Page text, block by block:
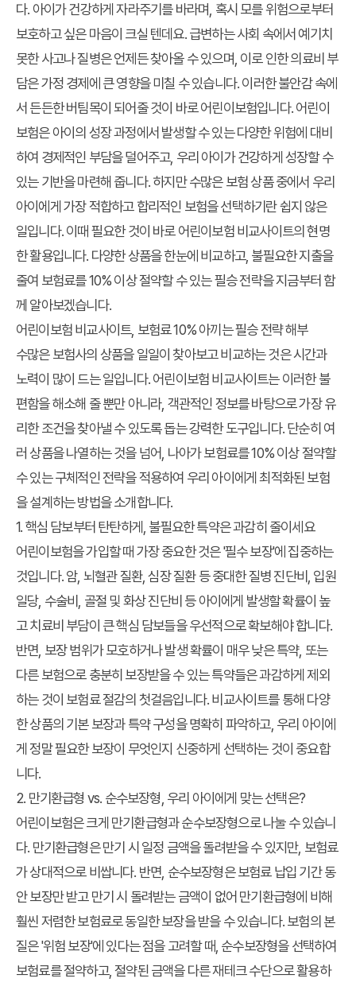
다. 아이가 건강하게 자라주기를 바라며, 혹시 모를 위험으로부터
보호하고 싶은 마음이 크실 텐데요. 급변하는 사회 속에서 예기치
못한 사고나 질병은 언제든 찾아올 수 있으며, 이로 인한 의료비 부
담은 가정 경제에 큰 영향을 미칠 수 있습니다. 이러한 불안감 속에
서 든든한 버팀목이 되어줄 것이 바로 어린이보험입니다. 어린이
보험은 아이의 성장 과정에서 발생할 수 있는 다양한 위험에 대비
하여 경제적인 부담을 덜어주고, 우리 아이가 건강하게 성장할 수
있는 기반을 마련해 줍니다. 하지만 수많은 보험 상품 중에서 우리
아이에게 가장 적합하고 합리적인 보험을 선택하기란 쉽지 않은
일입니다. 이때 필요한 것이 바로어린이보험 비교사이트의 현명
한 활용입니다. 다양한 상품을 한눈에 비교하고, 불필요한 지출을
줄여 보험료를 10% 이상 절약할 수 있는 필승 전략을 지금부터 함
께 알아보겠습니다.
어린이보험 비교사이트, 보험료 10% 아끼는 필승 전략 해부
수많은 보험사의 상품을 일일이 찾아보고 비교하는 것은 시간과
노력이 많이 드는 일입니다. 어린이보험 비교사이트는 이러한 불
편함을 해소해 줄 뿐만 아니라, 객관적인 정보를 바탕으로 가장 유
리한 조건을 찾아낼 수 있도록 돕는 강력한 도구입니다. 단순히 여
러 상품을 나열하는 것을 넘어, 나아가 보험료를 10% 이상 절약할
수 있는 구체적인 전략을 적용하여 우리 아이에게 최적화된 보험
을 설계하는 방법을 소개합니다.
1. 핵심 담보부터 탄탄하게, 불필요한 특약은 과감히 줄이세요
어린이보험을 가입할 때 가장 중요한 것은 '필수 보장'에 집중하는
것입니다. 암, 뇌혈관 질환, 심장 질환 등 중대한 질병 진단비, 입원
일당, 수술비, 골절 및 화상 진단비 등 아이에게 발생할 확률이 높
고 치료비 부담이 큰 핵심 담보들을 우선적으로 확보해야 합니다.
반면, 보장 범위가 모호하거나 발생 확률이 매우 낮은 특약, 또는
다른 보험으로 충분히 보장받을 수 있는 특약들은 과감하게 제외
하는 것이 보험료 절감의 첫걸음입니다. 비교사이트를 통해 다양
한 상품의 기본 보장과 특약 구성을 명확히 파악하고, 우리 아이에
게 정말 필요한 보장이 무엇인지 신중하게 선택하는 것이 중요합
니다.
2. 만기환급형 vs. 순수보장형, 우리 아이에게 맞는 선택은?
어린이보험은 크게 만기환급형과 순수보장형으로 나눌 수 있습니
다. 만기환급형은 만기 시 일정 금액을 돌려받을 수 있지만, 보험료
가 상대적으로 비쌉니다. 반면, 순수보장형은 보험료 납입 기간 동
안 보장만 받고 만기 시 돌려받는 금액이 없어 만기환급형에 비해
훨씬 저렴한 보험료로 동일한 보장을 받을 수 있습니다. 보험의 본
질은 '위험 보장'에 있다는 점을 고려할 때, 순수보장형을 선택하여
보험료를 절약하고, 절약된 금액을 다른 재테크 수단으로 활용하